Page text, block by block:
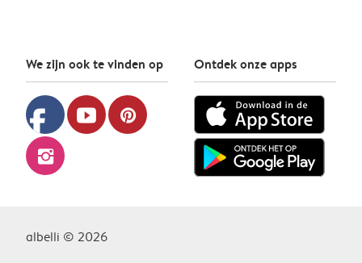
We zijn ook te vinden op
facebook youtube pinterest
instagram
Ontdek onze apps
albelli © 2026